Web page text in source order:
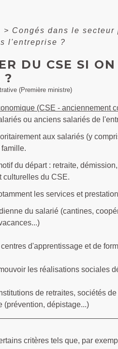
> Congés dans le secteur
l'entreprise ?
DU CSE SI
?
(Première ministre)
(CSE - anciennement
ou anciens salariés de
aux salariés (y
du départ : retraite,
culturelles du CSE.
les services et
du salarié (cantines,
d'apprentissage et de
les réalisations sociales
de retraites, sociétés
(prévention, dépistage...)
critères tels que, par